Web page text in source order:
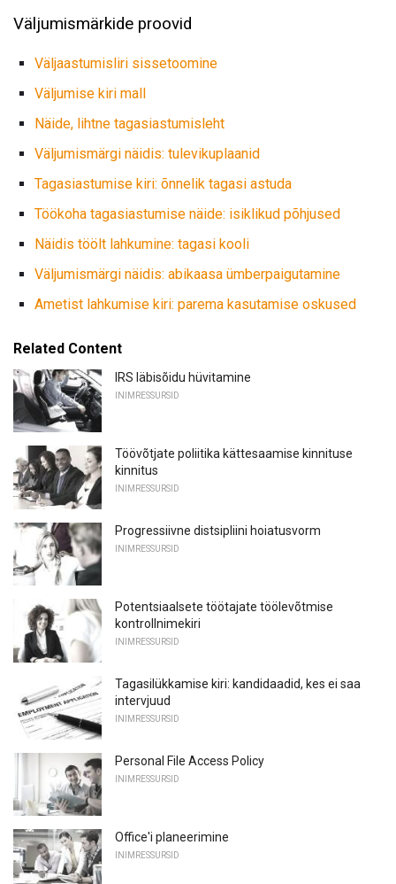
Väljumismärkide proovid
Väljaastumisliri sissetoomine
Väljumise kiri mall
Näide, lihtne tagasiastumisleht
Väljumismärgi näidis: tulevikuplaanid
Tagasiastumise kiri: õnnelik tagasi astuda
Töökoha tagasiastumise näide: isiklikud põhjused
Näidis töölt lahkumine: tagasi kooli
Väljumismärgi näidis: abikaasa ümberpaigutamine
Ametist lahkumise kiri: parema kasutamise oskused
Related Content
IRS läbisõidu hüvitamine
INIMRESSURSID
Töövõtjate poliitika kättesaamise kinnituse
kinnitus
INIMRESSURSID
Progressiivne distsipliini hoiatusvorm
INIMRESSURSID
Potentsiaalsete töötajate töölevõtmise
kontrollnimekiri
INIMRESSURSID
Tagasilükkamise kiri: kandidaadid, kes ei saa
intervjuud
INIMRESSURSID
Personal File Access Policy
INIMRESSURSID
Office'i planeerimine
INIMRESSURSID